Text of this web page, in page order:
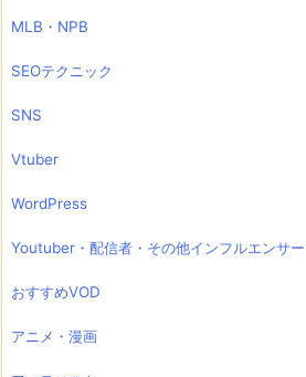
MLB・NPB
SEOテクニック
SNS
Vtuber
WordPress
Youtuber・配信者・その他インフルエンサー
おすすめVOD
アニメ・漫画